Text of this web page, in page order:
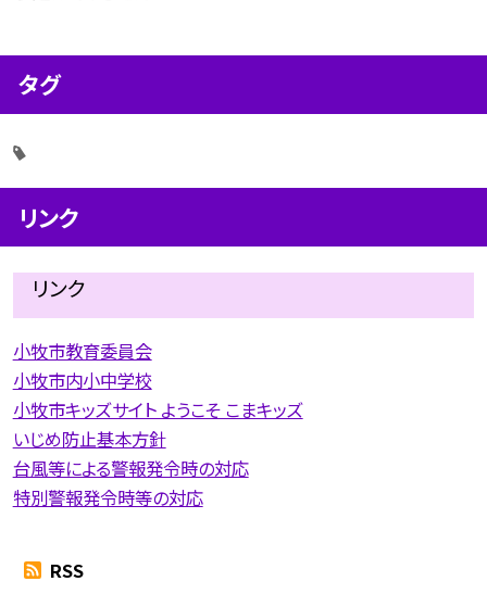
タグ
リンク
リンク
小牧市教育委員会
小牧市内小中学校
小牧市キッズサイト ようこそ こまキッズ
いじめ防止基本方針
台風等による警報発令時の対応
特別警報発令時等の対応
RSS